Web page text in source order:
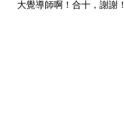
大覺導師啊！合十，謝謝！